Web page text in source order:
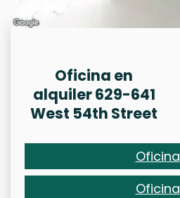
Oficina en
alquiler 629-641
West 54th Street
Oficina
Oficina